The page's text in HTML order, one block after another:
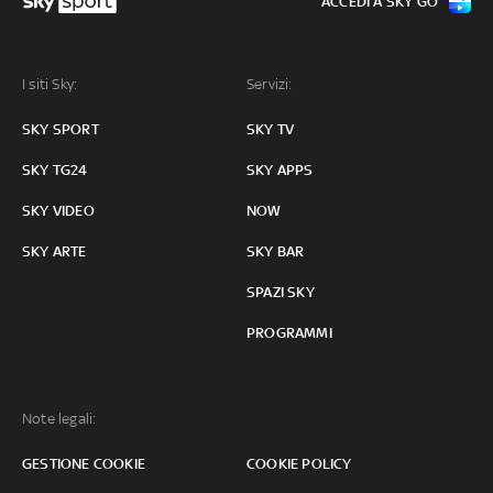
I siti Sky:
SKY SPORT
SKY TG24
SKY VIDEO
SKY ARTE
Servizi:
SKY TV
SKY APPS
NOW
SKY BAR
SPAZI SKY
PROGRAMMI
Note legali:
GESTIONE COOKIE COOKIE POLICY